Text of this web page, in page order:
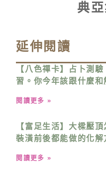
典
延伸閱讀
【八色禪卡】占卜測
習。你今年該跟什麼和
閱讀更多 »
【富足生活】大樑壓
裝潢前後都能做的化解
閱讀更多 »